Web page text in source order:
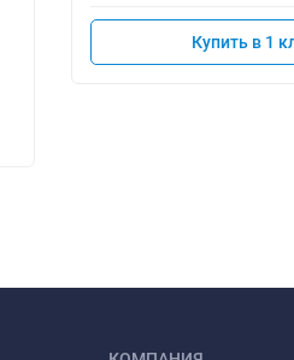
Купить в 1